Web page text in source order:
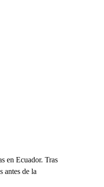
en Ecuador. Tras
antes de la